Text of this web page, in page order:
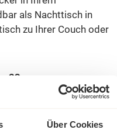
Über Cookies
als Nachttisch in
zu Ihrer Couch oder
23 cm